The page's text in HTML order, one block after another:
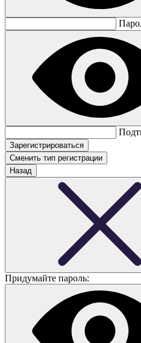
Сменить тип регистрации
Назад
Придумайте пароль: